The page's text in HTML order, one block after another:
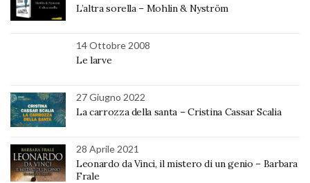
L’altra sorella – Mohlin & Nyström
14 Ottobre 2008
Le larve
27 Giugno 2022
La carrozza della santa – Cristina Cassar Scalia
28 Aprile 2021
Leonardo da Vinci, il mistero di un genio – Barbara
Frale